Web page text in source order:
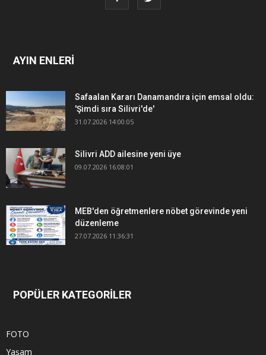
AYIN ENLERİ
Safaalan Kararı Danamandıra için emsal oldu:
'Şimdi sıra Silivri'de'
31.07.2026 14:00:05
Silivri ADD ailesine yeni üye
09.07.2026 16:08:01
MEB'den öğretmenlere nöbet görevinde yeni
düzenleme
27.07.2026 11:36:31
POPÜLER KATEGORİLER
FOTO
Yaşam